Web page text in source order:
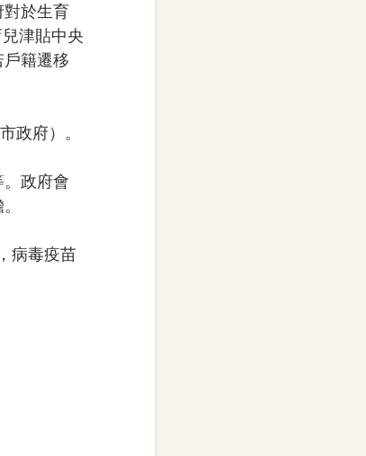
對於生育
津貼中央
籍遷移
政府）。
政府會
病毒疫苗